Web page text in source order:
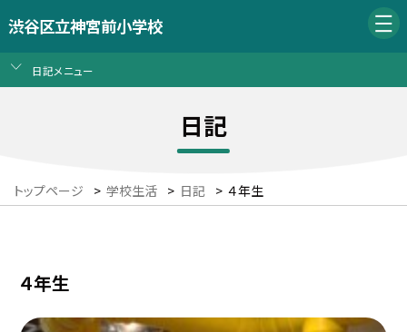
渋谷区立神宮前小学校
日記メニュー
日記
トップページ > 学校生活 > 日記 > ４年生
４年生